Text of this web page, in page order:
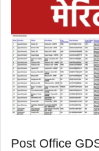
Post Office